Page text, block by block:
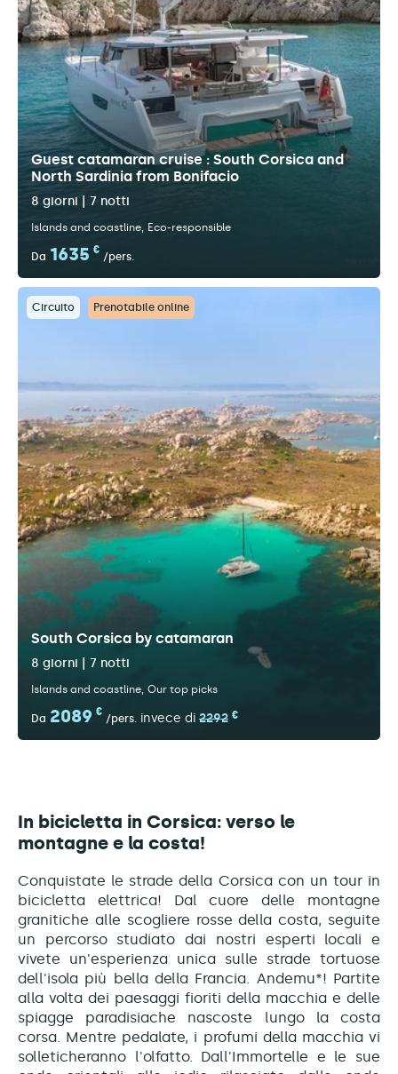
Guest catamaran cruise : South Corsica and
North Sardinia from Bonifacio
8 giorni | 7 notti
Islands and coastline Eco-responsible
Da 1635 €
/pers.
Circuito Prenotabile online
South Corsica by catamaran
8 giorni | 7 notti
Islands and coastline Our top picks
Da 2089 €
/pers. invece di 2292 €
In bicicletta in Corsica: verso le
montagne e la costa!
Conquistate le strade della Corsica con un tour in
bicicletta elettrica! Dal cuore delle montagne
granitiche alle scogliere rosse della costa, seguite
un percorso studiato dai nostri esperti locali e
vivete un'esperienza unica sulle strade tortuose
dell'isola più bella della Francia. Andemu*! Partite
alla volta dei paesaggi fioriti della macchia e delle
spiagge paradisiache nascoste lungo la costa
corsa. Mentre pedalate, i profumi della macchia vi
solleticheranno l'olfatto. Dall'Immortelle e le sue